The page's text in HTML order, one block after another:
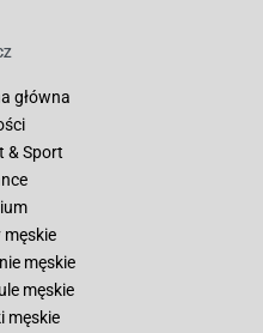
główna
& Sport
męskie
męskie
męskie
męskie